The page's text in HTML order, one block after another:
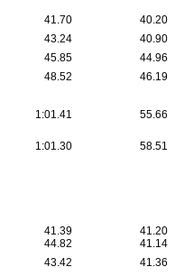
41.70
40.20
43.24
40.90
45.85
44.96
48.52
46.19
1:01.41
55.66
1:01.30 58.51
41.39
41.20
44.82
41.14
43.42
41.36